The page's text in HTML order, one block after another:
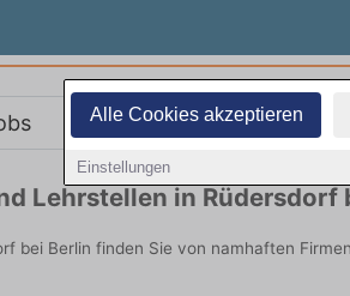
Alle Cookies akzeptieren
Einstellungen
Teilzeit
Lehrstellen in Rüdersdorf
bei Berlin finden Sie von namhaften